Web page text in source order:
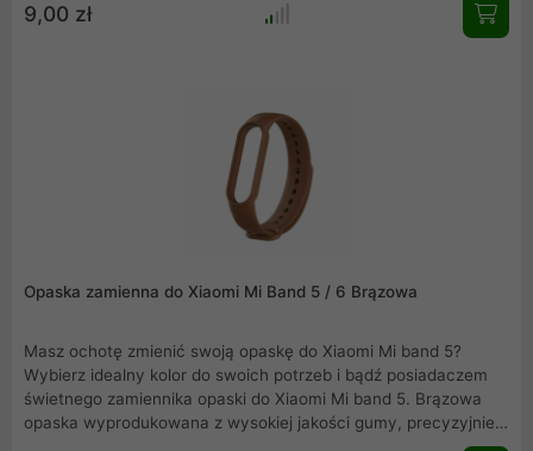
użytkowaniu. Elegancka, łatwa w montażu i idealnie
9,00 zł
Opaska zamienna do Xiaomi Mi Band 5 / 6 Brązowa
Masz ochotę zmienić swoją opaskę do Xiaomi Mi band 5?
Wybierz idealny kolor do swoich potrzeb i bądź posiadaczem
świetnego zamiennika opaski do Xiaomi Mi band 5. Brązowa
opaska wyprodukowana z wysokiej jakości gumy, precyzyjnie